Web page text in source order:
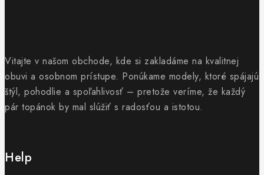
Vitajte v našom obchode, kde si zakladáme na kvalitnej
obuvi a osobnom prístupe. Ponúkame modely, ktoré spájajú
štýl, pohodlie a spoľahlivosť – pretože veríme, že každý
pár topánok by mal slúžiť s radosťou a istotou.
Help